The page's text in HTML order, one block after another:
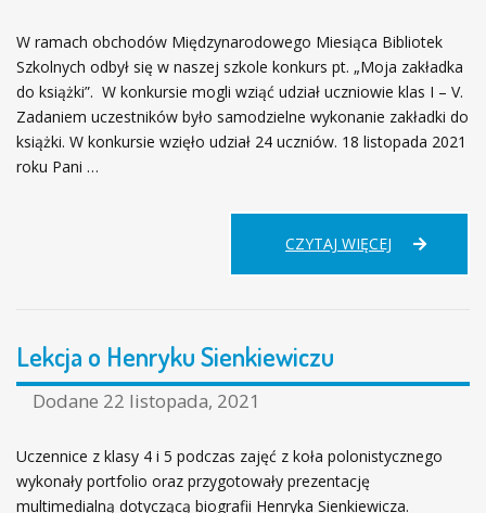
W ramach obchodów Międzynarodowego Miesiąca Bibliotek
Szkolnych odbył się w naszej szkole konkurs pt. „Moja zakładka
do książki”. W konkursie mogli wziąć udział uczniowie klas I – V.
Zadaniem uczestników było samodzielne wykonanie zakładki do
książki. W konkursie wzięło udział 24 uczniów. 18 listopada 2021
roku Pani …
CZYTAJ WIĘCEJ WYNIKI
Lekcja o Henryku Sienkiewiczu
Dodane 22 listopada, 2021
Uczennice z klasy 4 i 5 podczas zajęć z koła polonistycznego
wykonały portfolio oraz przygotowały prezentację
multimedialną dotyczącą biografii Henryka Sienkiewicza.